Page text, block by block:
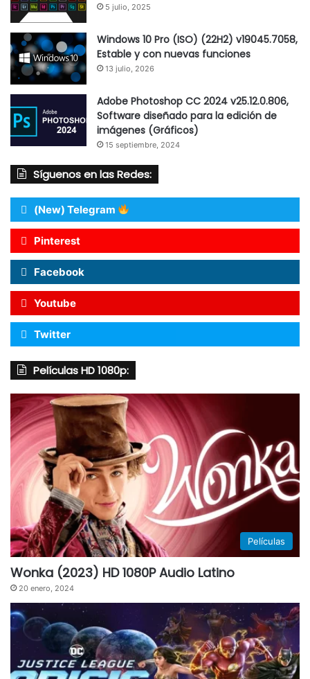
5 julio, 2025
Windows 10 Pro (ISO) (22H2) v19045.7058,
Estable y con nuevas funciones
13 julio, 2026
Adobe Photoshop CC 2024 v25.12.0.806,
Software diseñado para la edición de
imágenes (Gráficos)
15 septiembre, 2024
Síguenos en las Redes:
(New) Telegram
Pinterest
Facebook
Youtube
Twitter
Películas HD 1080p:
Películas
Wonka (2023) HD 1080P Audio Latino
20 enero, 2024